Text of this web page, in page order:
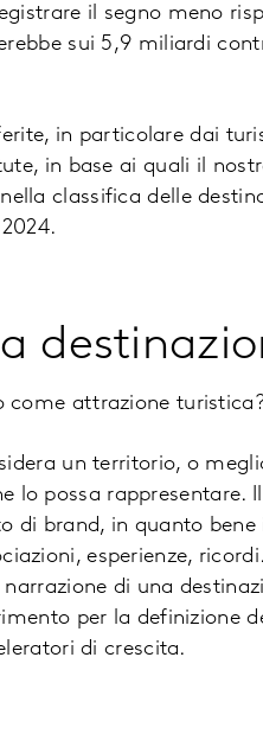
il segno meno
sui 5,9 miliardi
in particolare dai
in base ai quali il
classifica delle
come attrazione
un territorio, o
lo possa rappresentare.
brand, in quanto bene
esperienze,
di una
per la definizione
di crescita.